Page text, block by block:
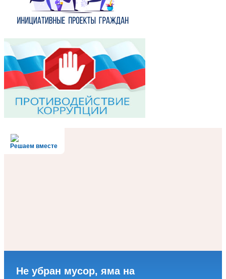
Решаем вместе
Не убран мусор, яма на